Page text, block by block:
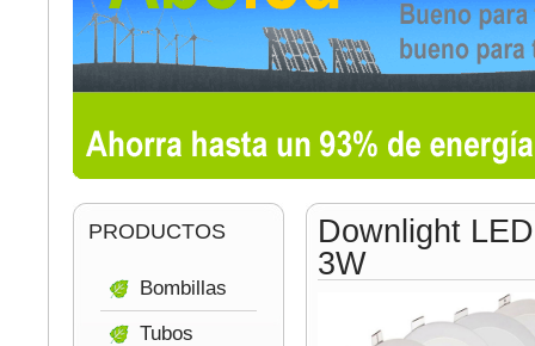
Downlight
3W
PRODUCTOS
Bombillas
Tubos